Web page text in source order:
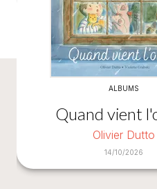
ALBUMS
Quand vient
Olivier Dutto
14/10/2026